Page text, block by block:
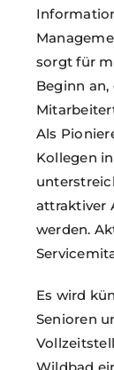
sorgt für
Beginn
Als
Kollegen
attraktiver
werden.
Es wird
Senioren